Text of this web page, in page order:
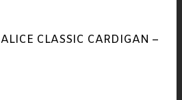
ALICE CLASSIC CARDIGAN –